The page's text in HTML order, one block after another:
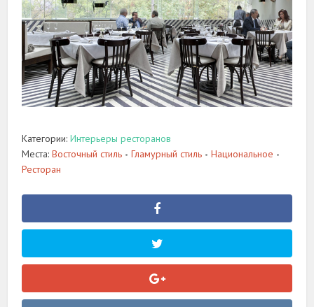
Категории:Интерьеры ресторанов
Места:Восточный стиль • Гламурный стиль • Национальное •
Ресторан